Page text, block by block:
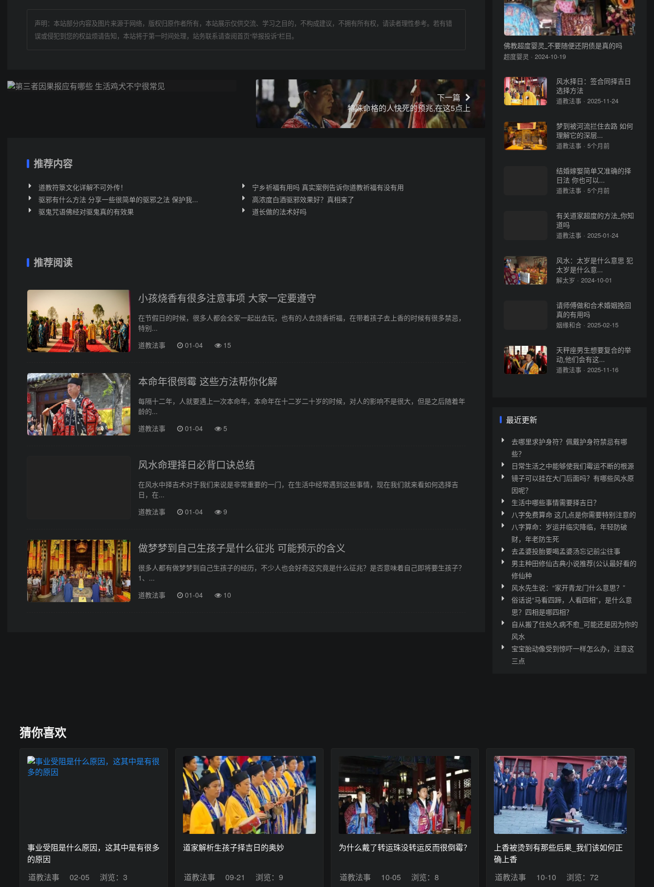
声明：本站部分内容及图片来源于网络，版权归原作者所有，本站展示仅供交流、学习之目的，不构成建议，不拥有所有权，请读者理性参考。若有错
误或侵犯到您的权益烦请告知，本站将于第一时间处理，站务联系请查阅首页“举报投诉”栏目。
下一篇
特殊命格的人快死的预兆,在这5点上
推荐内容
道教符箓文化详解不可外传！
宁乡祈福有用吗 真实案例告诉你道教祈福有没有用
驱邪有什么方法 分享一些很简单的驱邪之法 保护我...
高浓度白酒驱邪效果好？真相来了
驱鬼咒语佛经对驱鬼真的有效果
道长做的法术好吗
推荐阅读
小孩烧香有很多注意事项 大家一定要遵守
在节假日的时候，很多人都会全家一起出去玩，也有的人去烧香祈福，在带着孩子去上香的时候有很多禁忌，
特别...
道教法事
01-04 15
本命年很倒霉 这些方法帮你化解
每隔十二年，人就要遇上一次本命年，本命年在十二岁二十岁的时候，对人的影响不是很大，但是之后随着年
龄的...
道教法事
01-04 5
风水命理择日必背口诀总结
在风水中择吉术对于我们来说是非常重要的一门，在生活中经常遇到这些事情，现在我们就来看如何选择吉
日，在...
道教法事
01-04 9
做梦梦到自己生孩子是什么征兆 可能预示的含义
很多人都有做梦梦到自己生孩子的经历，不少人也会好奇这究竟是什么征兆？是否意味着自己即将要生孩子？
1、...
道教法事
01-04 10
佛教超度婴灵_不要随便还阴债是真的吗
超度婴灵 · 2024-10-19
风水择日：签合同择吉日
选择方法
道教法事 · 2025-11-24
梦到被河流拦住去路 如何
理解它的深层...
道教法事 · 5个月前
结婚嫁娶简单又准确的择
日法 你也可以...
道教法事 · 5个月前
有关道家超度的方法_你知
道吗
道教法事 · 2025-01-24
风水：太岁是什么意思 犯
太岁是什么意...
解太岁 · 2024-10-01
请师傅做和合术婚姻挽回
真的有用吗
姻缘和合 · 2025-02-15
天秤座男生想要复合的举
动,他们会有这...
道教法事 · 2025-11-16
最近更新
去哪里求护身符？佩戴护身符禁忌有哪
些？
日常生活之中能够使我们霉运不断的根源
镜子可以挂在大门后面吗？有哪些风水原
因呢？
生活中哪些事情需要择吉日？
八字免费算命 这几点是你需要特别注意的
八字算命：岁运并临灾降临，年轻防破
财，年老防生死
去孟婆投胎要喝孟婆汤忘记前尘往事
男主种田修仙古典小说推荐(公认最好看的
修仙种
风水先生说：“家开青龙门什么意思？”
俗话说“马看四蹄，人看四相”，是什么意
思？四相是哪四相？
自从搬了住处久病不愈_可能还是因为你的
风水
宝宝胎动像受到惊吓一样怎么办，注意这
三点
猜你喜欢
事业受阻是什么原因，这其中是有很多
的原因
道教法事
02-05 浏览：3
道家解析生孩子择吉日的奥妙
道教法事 09-21 浏览：9
为什么戴了转运珠没转运反而很倒霉？
道教法事 10-05 浏览：8
上香被烫到有那些后果_我们该如何正
确上香
道教法事
10-10 浏览：72